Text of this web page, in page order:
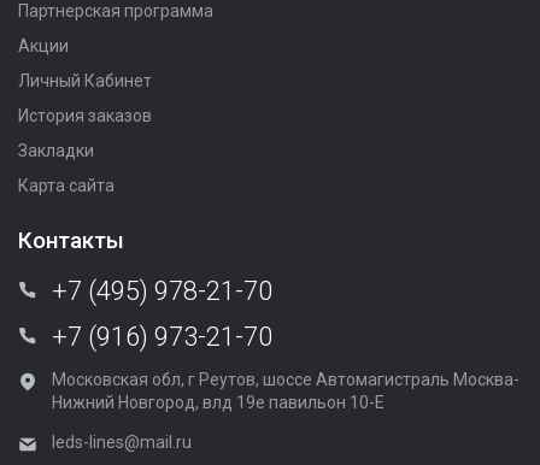
Партнерская программа
Акции
Личный Кабинет
История заказов
Закладки
Карта сайта
Контакты
+7 (495) 978-21-70
+7 (916) 973-21-70
Московская обл, г Реутов, шоссе Автомагистраль Москва-
Нижний Новгород, влд 19е павильон 10-Е
leds-lines@mail.ru